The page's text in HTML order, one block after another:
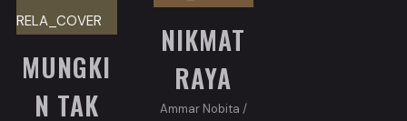
MUNGKI
N TAK
NIKMAT
RAYA
Ammar Nobita /